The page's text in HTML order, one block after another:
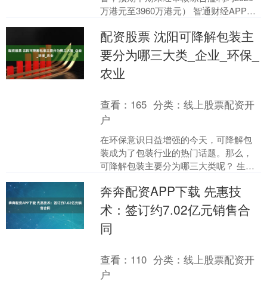
万港元至3960万港元） 智通财经APP
预....
配资股票 沈阳可降解包装主
要分为哪三大类_企业_环保_
农业
查看： 165 分类：线上股票配资开
户
在环保意识日益增强的今天，可降解包
装成为了包装行业的热门话题。那么，
可降解包装主要分为哪三大类呢？ 生物
环境中，能被微生物（....
奔奔配资APP下载 先惠技
术：签订约7.02亿元销售合
同
查看： 110 分类：线上股票配资开
户